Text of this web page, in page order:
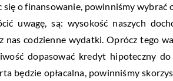
o finansowanie, powinniśmy
uwagę, są: wysokość naszych
nas codzienne wydatki. Oprócz tego
dopasować kredyt hipoteczny
będzie opłacalna, powinniśmy